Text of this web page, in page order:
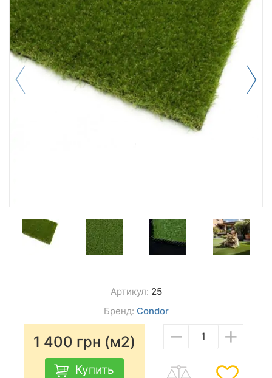
Артикул: 25
Бренд: Condor
1 400 грн (м2)
Купить
− +